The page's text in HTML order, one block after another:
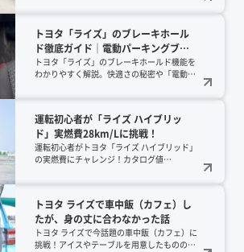
わからないリアルな収納術を公開中です。
トヨタ「ライズ」のブレーキホール
ド徹底ガイド｜電動パーキングブレ
ーキの確認方法
トヨタ「ライズ」のブレーキホールド機能を
わかりやすく解説。快適さの秘密や「電動パ
運転初心者が「ライズ ハイブリッ
ド」実燃費28km/Lに挑戦！
運転初心者がトヨタ「ライズ ハイブリッド」
の実燃費にチャレンジ！カタログ値
けします。初心者目線の実燃費レビューを知
りたい方におすすめ！
トヨタ ライズで車中飯（カフェ）し
たが、身の丈に合わなかった話
トヨタ ライズで今話題の車中飯（カフェ）に
挑戦！アイスやテーブルを用意したものの…